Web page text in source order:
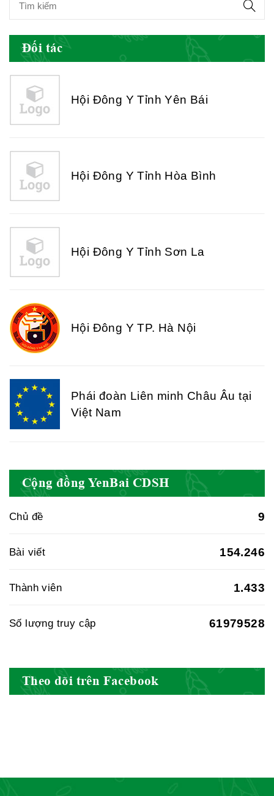
Đối tác
Hội Đông Y Tỉnh Yên Bái
Hiệp hội doanh nghiệp dược Việt
Hội Đông Y Việt Nam
Cộng đồng YenBai CDSH
Chủ đề 9
Bài viết 154.246
Thành viên 1.433
Số lượng truy cập 61979528
Theo dõi trên Facebook